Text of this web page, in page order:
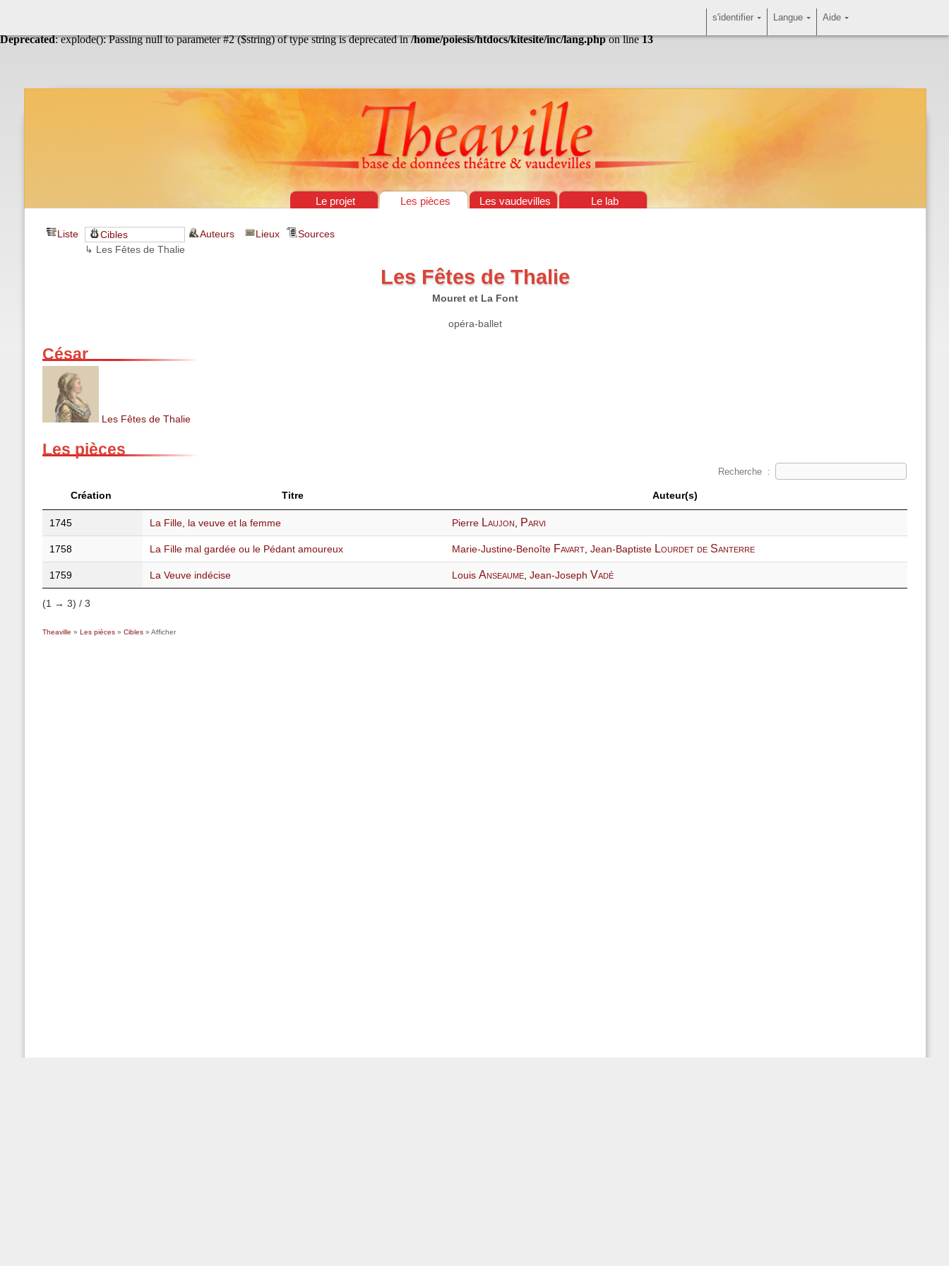
Deprecated: explode(): Passing null to parameter #2 ($string) of type string is deprecated in/home/poiesis/htdocs/kitesite/inc/lang.phpon line13
Théâtre & vaudevilles
Le projet Les pièces Les vaudevilles Le lab
Liste
Cibles
↳ Les Fêtes de Thalie
Auteurs Lieux Sources
Les Fêtes de Thalie
Mouret et La Font
opéra-ballet
César
Les Fêtes de Thalie
Les pièces
Recherche :
Création Titre Auteur(s)
1745 La Fille, la veuve et la femme Pierre Laujon Parvi
1758 La Fille mal gardée ou le Pédant amoureux Marie-Justine-Benoîte Favart ,Jean-Baptiste Lourdet de Santerre
1759 La Veuve indécise LouisAnseaume ,Jean-JosephVadé
(1 → 3) / 3
Theaville »Les pièces »Cibles » Afficher
Aide
Langue
s'identifier